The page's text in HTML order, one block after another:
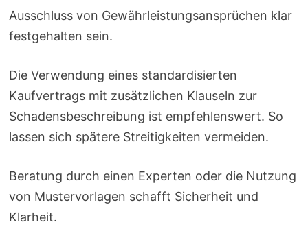
Ausschluss von Gewährleistungsansprüchen klar
festgehalten sein.
Die Verwendung eines standardisierten
Kaufvertrags mit zusätzlichen Klauseln zur
Schadensbeschreibung ist empfehlenswert. So
lassen sich spätere Streitigkeiten vermeiden.
Beratung durch einen Experten oder die Nutzung
von Mustervorlagen schafft Sicherheit und
Klarheit.